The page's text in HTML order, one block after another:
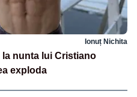
Ionuț Nichita
la nunta lui Cristiano
exploda